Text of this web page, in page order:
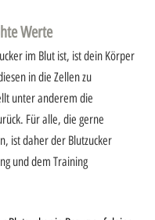
Werte
im Blut ist, ist dein Körper
in die Zellen zu
unter anderem die
Für alle, die gerne
ist daher der Blutzucker
und dem Training